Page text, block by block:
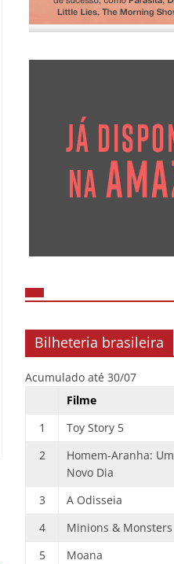
Bilheteria brasileira
Acumulado até 30/07
Filme
1
Toy Story 5
2
Homem-Aranha: Um
Novo Dia
3 A Odisseia
4
Minions & Monsters
5
Moana